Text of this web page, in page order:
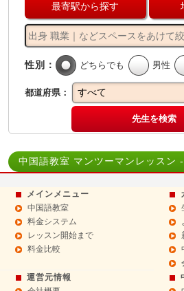
最寄駅から探す
性別： どちらでも 男性
都道府県：
先生を検索
中国語教室 マンツーマンレッスン
メインメニュー
中国語教室
料金システム
レッスン開始まで
料金比較
運営元情報